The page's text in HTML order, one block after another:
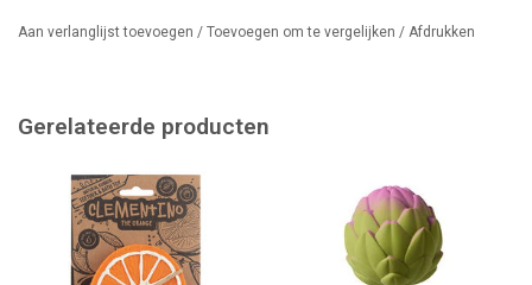
Aan verlanglijst toevoegen / Toevoegen om te vergelijken / Afdrukken
Gerelateerde producten